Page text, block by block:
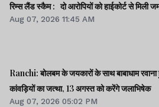
रिम्स लैंड स्कैम : दो आरोपियों को हाईकोर्ट से मिली
Aug 07, 2026 11:45 AM
Ranchi: बोलबम के जयकारों के साथ बाबाधाम
कांवड़ियों का जत्था, 13 अगस्त को करेंगे जलाभिषेक
Aug 07, 2026 05:02 PM